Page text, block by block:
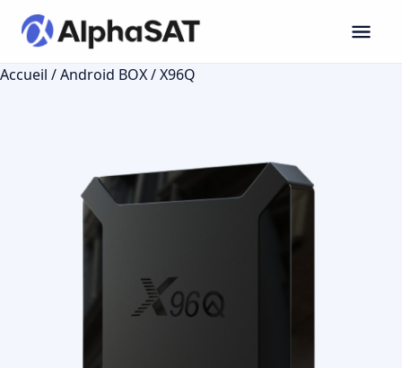
Accueil /Android BOX/ X96Q